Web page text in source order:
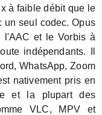
à faible débit que le
un seul codec. Opus
l'AAC et le Vorbis à
indépendants. Il
WhatsApp, Zoom
nativement pris en
et la plupart des
VLC, MPV et